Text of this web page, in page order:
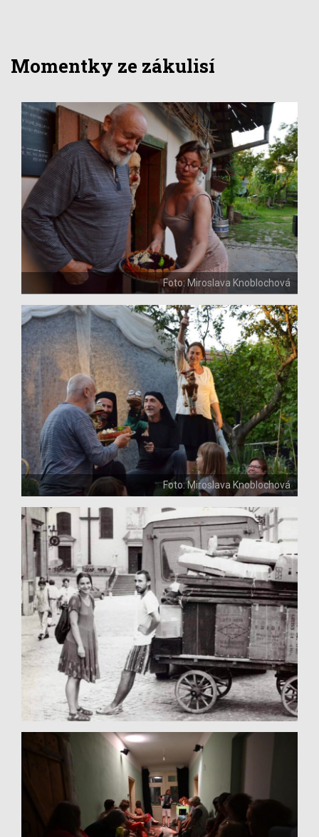
Momentky ze zákulisí
Foto: Miroslava Knoblochová
Foto: Miroslava Knoblochová